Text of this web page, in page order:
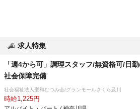
求人特集
「週4から可」調理スタッフ/無資格可/日
社会保障完備
社会福祉法人聖和むつみ会/グランモールさくら及川
時給1,225円